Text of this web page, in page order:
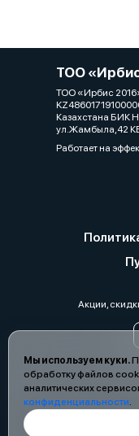
Мы используем куки.
обработку файлов
аналитических
конфиденциальности.
ТОО
ТОО «Ирбис
Казахстана БИК
ул.Жамбыла,42
Работает на
Акции,